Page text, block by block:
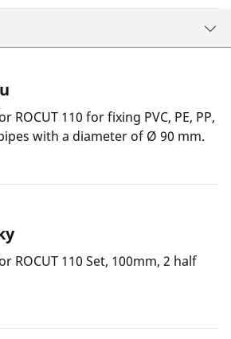
ROCUT 110 for fixing PVC, PE, PP,
pipes with a diameter of Ø 90 mm.
ROCUT 110 Set, 100mm, 2 half